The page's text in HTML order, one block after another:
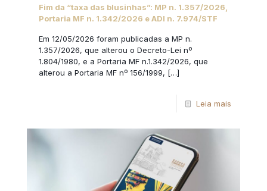
Fim da “taxa das blusinhas”: MP n. 1.357/2026,
Portaria MF n. 1.342/2026 e ADI n. 7.974/STF
Em 12/05/2026 foram publicadas a MP n.
1.357/2026, que alterou o Decreto-Lei nº
1.804/1980, e a Portaria MF n.1.342/2026, que
alterou a Portaria MF nº 156/1999, […]
Leia mais